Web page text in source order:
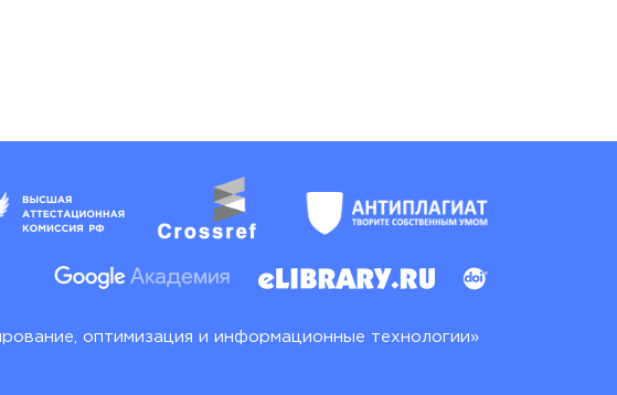
оптимизация и информационные технологии»